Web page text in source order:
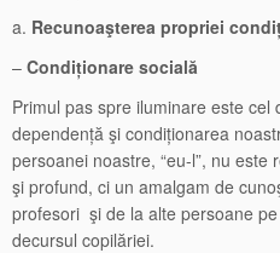
a. Recunoaşterea propriei
– Condiționare socială
Primul pas spre iluminare este
dependență şi condiționarea
persoanei noastre, “eu-l”, nu
şi profund, ci un amalgam de
profesori şi de la alte persoane
decursul copilăriei.